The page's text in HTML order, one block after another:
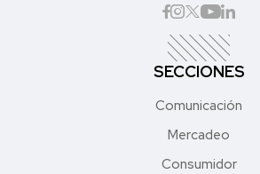
SECCIONES
Comunicación
Mercadeo
Consumidor